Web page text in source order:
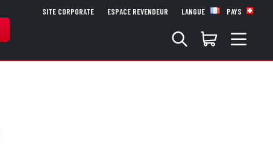
SITE CORPORATE ESPACE REVENDEUR LANGUE PAYS